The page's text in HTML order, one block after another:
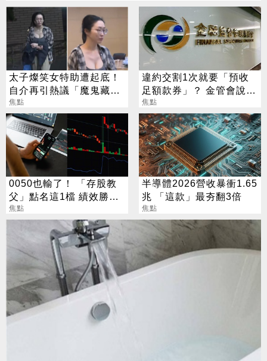
太子燦笑女特助遭起底！
自介再引熱議「魔鬼藏在
細節裡」
焦點
違約交割1次就要「預收
足額款券」？ 金管會說話
了
焦點
0050也輸了！ 「存股教
父」點名這1檔 績效勝出
還更抗跌
焦點
半導體2026營收暴衝1.65
兆 「這款」最夯翻3倍
焦點